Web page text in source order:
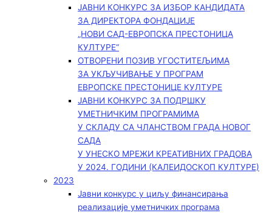
ЈАВНИ КОНКУРС ЗА ИЗБОР КАНДИДАТА
ЗА ДИРЕКТОРА ФОНДАЦИЈЕ
„НОВИ САД-ЕВРОПСКА ПРЕСТОНИЦА
КУЛТУРЕ“
ОТВОРЕНИ ПОЗИВ УГОСТИТЕЉИМА
ЗА УКЉУЧИВАЊЕ У ПРОГРАМ
ЕВРОПСКЕ ПРЕСТОНИЦЕ КУЛТУРЕ
ЈАВНИ КОНКУРС ЗА ПОДРШКУ
УМЕТНИЧКИМ ПРОГРАМИМА
У СКЛАДУ СА ЧЛАНСТВОМ ГРАДА НОВОГ
САДА
У УНЕСКО МРЕЖИ КРЕАТИВНИХ ГРАДОВА
У 2024. ГОДИНИ (КАЛЕИДОСКОП КУЛТУРЕ)
2023
Јавни конкурс у циљу финансирања
реализације уметничких програма